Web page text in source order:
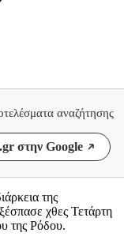
αναζήτησης
στην Google
της
χθες Τετάρτη
της Ρόδου.